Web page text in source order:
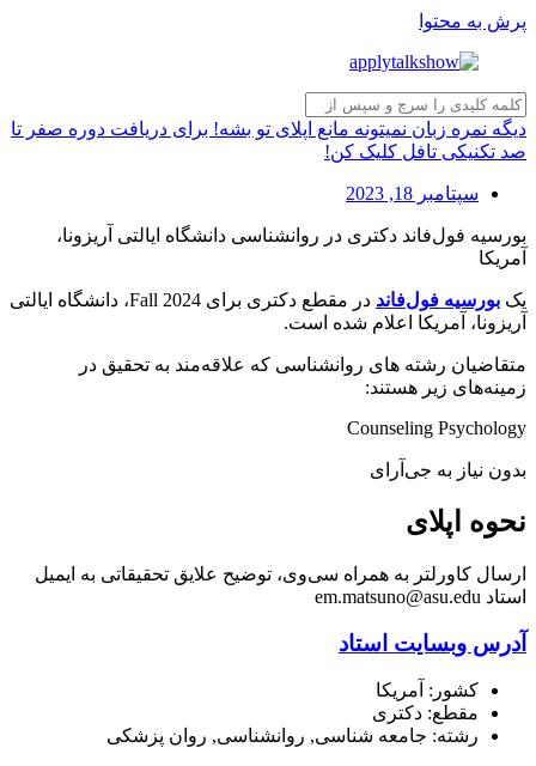
پرش به محتوا
دیگه نمره زبان نمیتونه مانع اپلای تو بشه! برای دریافت دوره صفر تا
صد تکنیکی تافل کلیک کن!
سپتامبر 18, 2023
بورسیه فول‌فاند دکتری در روانشناسی دانشگاه ایالتی آریزونا،
آمریکا
یک بورسیه فول‌فاند
در مقطع دکتری برای Fall 2024، دانشگاه ایالتی
آریزونا، آمریکا اعلام شده است.
متقاضیان رشته های روانشناسی که علاقه‌مند به تحقیق در
زمینه‌های زیر هستند:
Counseling Psychology
بدون نیاز به جی‌آرای
نحوه اپلای
ارسال کاورلتر به همراه سی‌وی، توضیح علایق تحقیقاتی به ایمیل
استاد em.matsuno@asu.edu
آدرس وبسایت استاد
کشور: آمریکا
مقطع: دکتری
رشته: جامعه شناسی, روانشناسی, روان پزشکی